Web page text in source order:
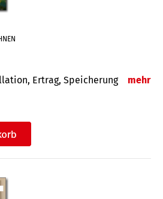
Ertrag, Speicherung mehr